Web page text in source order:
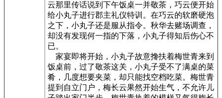
云那里传话说到下午饭桌一并敬茶，巧云便开始
给小丸子进行郡主礼仪特训。在巧云的软磨硬泡
之下，小丸子还是服从指令。秋华去赌场调查，
却没有发现何一指的下落，小丸子得知后伤心不
已。
家宴即将开始，小丸子故意搀扶着梅世青来到
饭桌前，过了敬茶这关，小丸子受不了满桌的菜
肴，几度想要夹菜，却只能找空档吃菜。梅世青
提到自立门户，梅长云果然开始生气，不允许儿